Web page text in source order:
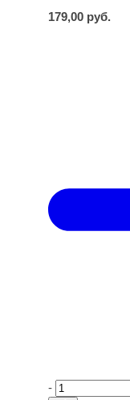
179,00 руб.
-